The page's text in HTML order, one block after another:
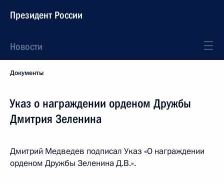
Президент России
Новости
Документы
Указ о награждении орденом Дружбы
Дмитрия Зеленина
Дмитрий Медведев подписал Указ «О награждении
орденом Дружбы Зеленина Д.В.».